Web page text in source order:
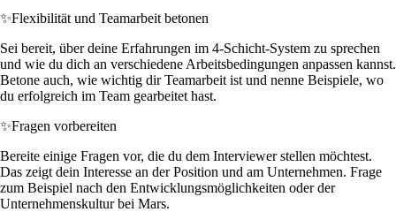
✨Flexibilität und Teamarbeit betonen
Sei bereit, über deine Erfahrungen im 4-Schicht-System zu sprechen
und wie du dich an verschiedene Arbeitsbedingungen anpassen kannst.
Betone auch, wie wichtig dir Teamarbeit ist und nenne Beispiele, wo
du erfolgreich im Team gearbeitet hast.
✨Fragen vorbereiten
Bereite einige Fragen vor, die du dem Interviewer stellen möchtest.
Das zeigt dein Interesse an der Position und am Unternehmen. Frage
zum Beispiel nach den Entwicklungsmöglichkeiten oder der
Unternehmenskultur bei Mars.